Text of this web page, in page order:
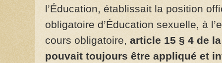
l’Éducation, établissait la position
obligatoire d’Éducation sexuelle, à
cours obligatoire, article 15 § 4 de
pouvait toujours être appliqué et